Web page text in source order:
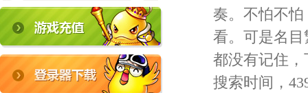
奏。不怕不怕
看。可是名
都没有记住
搜索时间，